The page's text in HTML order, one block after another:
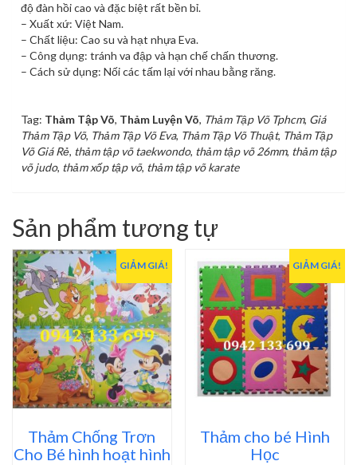
độ đàn hồi cao và đặc biệt rất bền bỉ.
– Xuất xứ: Việt Nam.
– Chất liệu: Cao su và hạt nhựa Eva.
– Công dụng: tránh va đập và hạn chế chấn thương.
– Cách sử dụng: Nối các tấm lại với nhau bằng răng.
Tag: Thảm Tập Võ, Thảm Luyện Võ, Thảm Tập Võ Tphcm, Giá
Thảm Tập Võ, Thảm Tập Võ Eva, Thảm Tập Võ Thuật, Thảm Tập
Võ Giá Rẻ, thảm tập võ taekwondo, thảm tập võ 26mm, thảm tập
võ judo, thảm xốp tập võ, thảm tập võ karate
Sản phẩm tương tự
GIẢM GIÁ!
Thảm Chống Trơn
Cho Bé hình hoạt hình
GIẢM GIÁ!
Thảm cho bé Hình
Học